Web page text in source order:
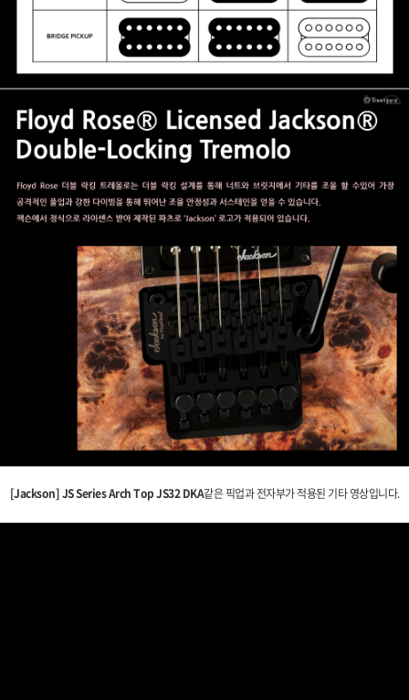
[Jackson] JS Series Arch Top JS32 DKA같은 픽업과 전자부가 적용된 기타 영상입니다.